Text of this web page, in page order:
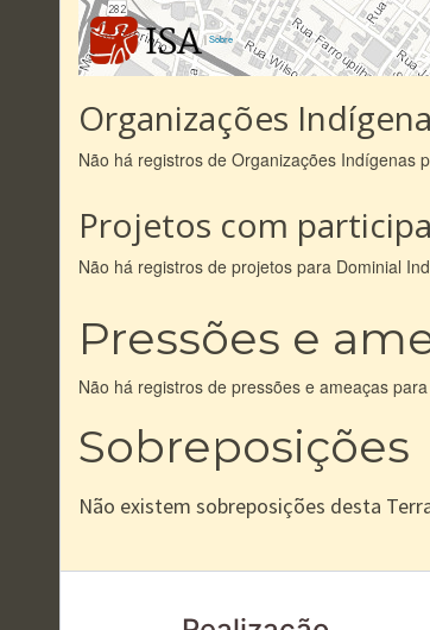
|Sobre
Organizações
Não há registros de Organizações Indígenas
Projetos com
Não há registros de projetos para Dominial
Pressões e
Não há registros de pressões e ameaças
Sobreposições
Não existem sobreposições desta